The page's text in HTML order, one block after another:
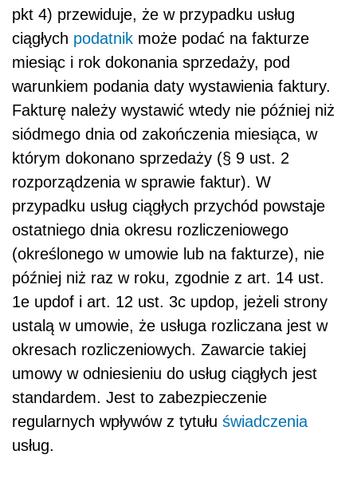
pkt 4) przewiduje, że w przypadku usług
ciągłych podatnik może podać na fakturze
miesiąc i rok dokonania sprzedaży, pod
warunkiem podania daty wystawienia faktury.
Fakturę należy wystawić wtedy nie później niż
siódmego dnia od zakończenia miesiąca, w
którym dokonano sprzedaży (§ 9 ust. 2
rozporządzenia w sprawie faktur). W
przypadku usług ciągłych przychód powstaje
ostatniego dnia okresu rozliczeniowego
(określonego w umowie lub na fakturze), nie
później niż raz w roku, zgodnie z art. 14 ust.
1e updof i art. 12 ust. 3c updop, jeżeli strony
ustalą w umowie, że usługa rozliczana jest w
okresach rozliczeniowych. Zawarcie takiej
umowy w odniesieniu do usług ciągłych jest
standardem. Jest to zabezpieczenie
regularnych wpływów z tytułu świadczenia
usług.